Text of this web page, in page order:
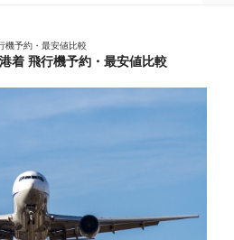
機予約・最安値比較
着 飛行機予約・最安値比較